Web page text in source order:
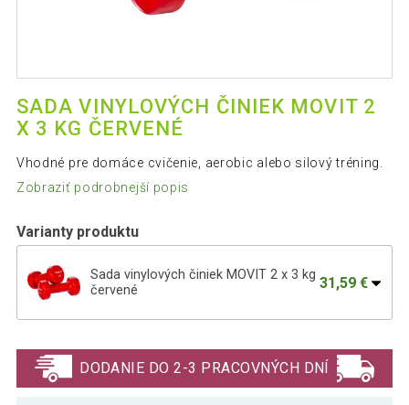
SADA VINYLOVÝCH ČINIEK MOVIT 2
X 3 KG ČERVENÉ
Vhodné pre domáce cvičenie, aerobic alebo silový tréning.
Zobraziť podrobnejší popis
Varianty produktu
Sada vinylových činiek MOVIT 2 x 3 kg
červené
31,59 €
DODANIE DO 2-3 PRACOVNÝCH DNÍ